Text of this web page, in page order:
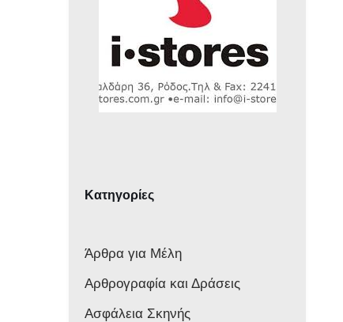
Κατηγορίες
Άρθρα για Μέλη
Αρθρογραφία και Δράσεις
Ασφάλεια Σκηνής